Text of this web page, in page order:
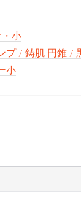
・小
プ / 鋳肌 円錐 /
小